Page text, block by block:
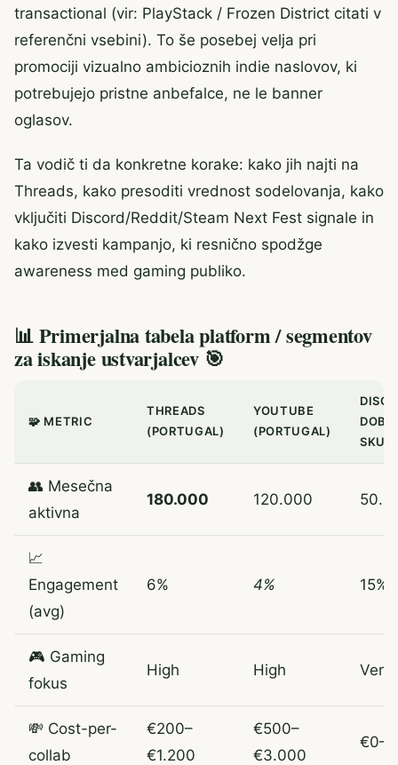
transactional (vir: PlayStack / Frozen District citati v
referenčni vsebini). To še posebej velja pri
promociji vizualno ambicioznih indie naslovov, ki
potrebujejo pristne anbefalce, ne le banner
oglasov.
Ta vodič ti da konkretne korake: kako jih najti na
Threads, kako presoditi vrednost sodelovanja, kako
vključiti Discord/Reddit/Steam Next Fest signale in
kako izvesti kampanjo, ki resnično spodžge
awareness med gaming publiko.
📊 Primerjalna tabela platform / segmentov
za iskanje ustvarjalcev 🎯
🧩 METRIC
THREADS
(PORTUGAL)
YOUTUBE
(PORTUGAL)
👥 Mesečna
aktivna
180.000 120.000
📈
Engagement
(avg)
6% 4% 15%
🎮 Gaming
fokus
High High Very
💸 Cost-per-
collab
€200–
€1.200
€500–
€3.000